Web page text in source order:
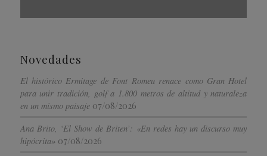
Novedades
El histórico Ermitage de Font Romeu renace como Gran Hotel
para unir tradición, golf a 1.800 metros de altitud y naturaleza
en un mismo paisaje 07/08/2026
Ana Brito, ‘El Show de Briten’: «En redes hay un discurso muy
hipócrita» 07/08/2026